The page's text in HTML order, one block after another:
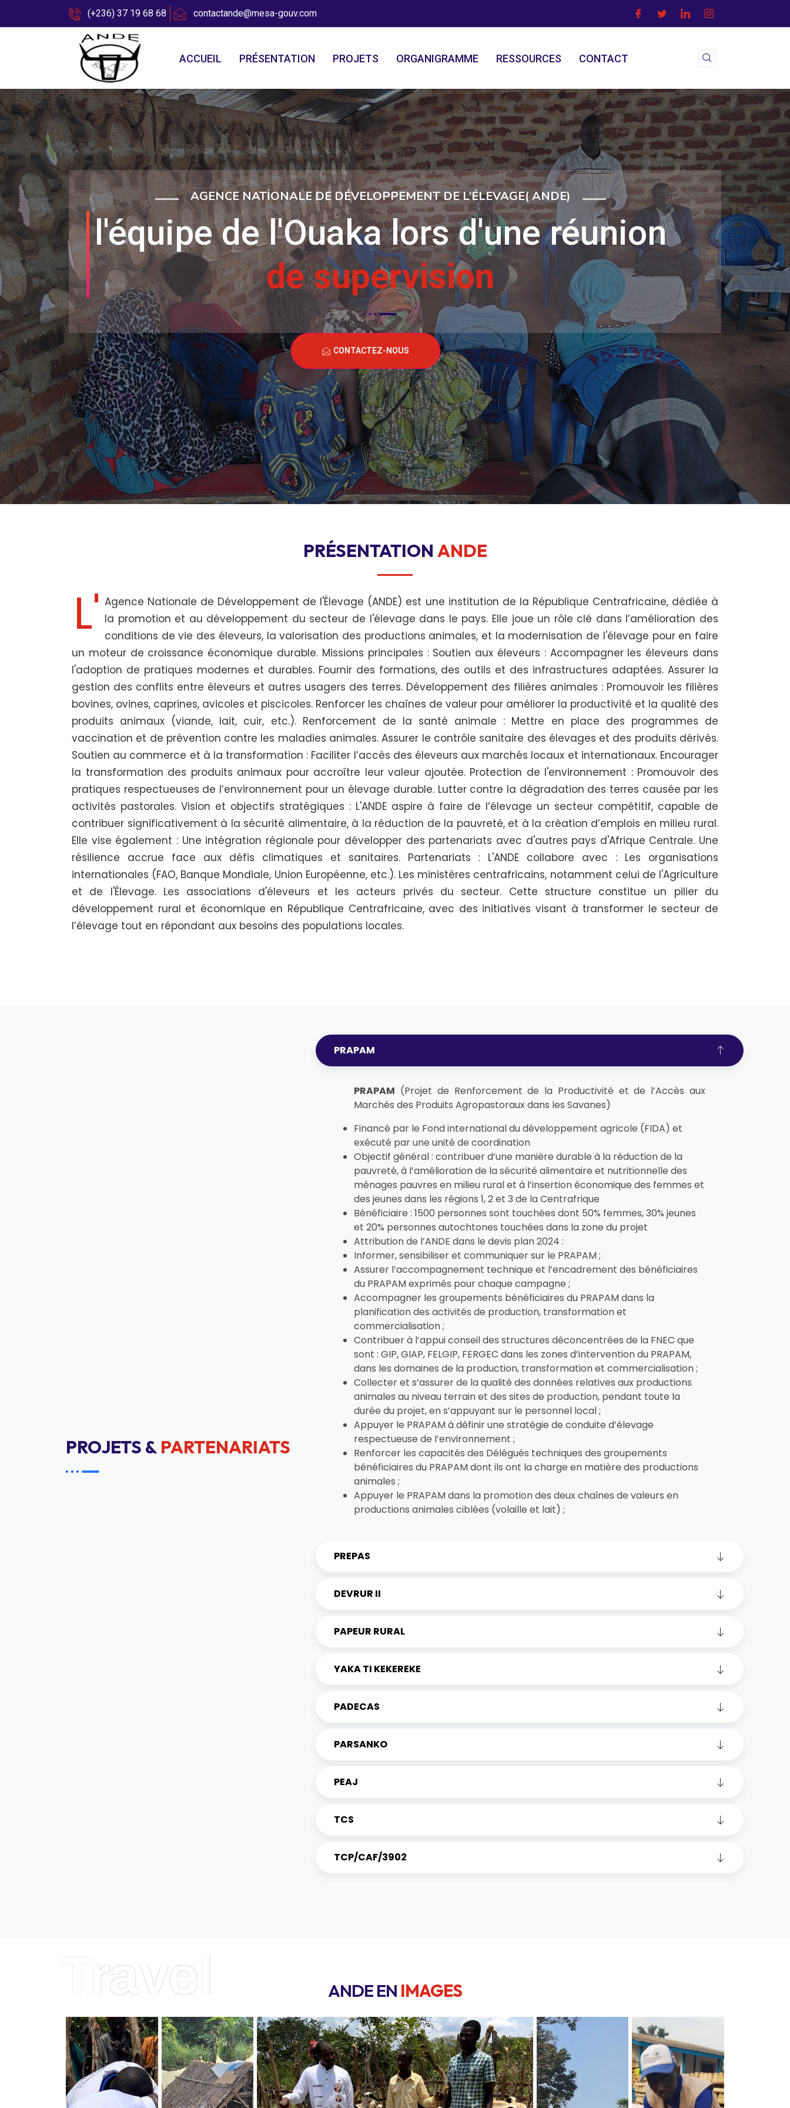
(+236) 37 19 68 68 contactande@mesa-gouv.com
ACCUEIL PRÉSENTATION PROJETS ORGANIGRAMME RESSOURCES CONTACT
AGENCE NATİONALE DE DÉVELOPPEMENT DE L’ÉLEVAGE( ANDE)
l'équipe de l'Ouaka lors d'une réunion
de supervision
CONTACTEZ-NOUS
PRÉSENTATION ANDE
L' Agence Nationale de Développement de l'Élevage (ANDE) est une institution de la République Centrafricaine, dédiée à
la promotion et au développement du secteur de l'élevage dans le pays. Elle joue un rôle clé dans l’amélioration des
conditions de vie des éleveurs, la valorisation des productions animales, et la modernisation de l'élevage pour en faire
un moteur de croissance économique durable. Missions principales : Soutien aux éleveurs : Accompagner les éleveurs dans
l'adoption de pratiques modernes et durables. Fournir des formations, des outils et des infrastructures adaptées. Assurer la
gestion des conflits entre éleveurs et autres usagers des terres. Développement des filières animales : Promouvoir les filières
bovines, ovines, caprines, avicoles et piscicoles. Renforcer les chaînes de valeur pour améliorer la productivité et la qualité des
produits animaux (viande, lait, cuir, etc.). Renforcement de la santé animale : Mettre en place des programmes de
vaccination et de prévention contre les maladies animales. Assurer le contrôle sanitaire des élevages et des produits dérivés.
Soutien au commerce et à la transformation : Faciliter l’accès des éleveurs aux marchés locaux et internationaux. Encourager
la transformation des produits animaux pour accroître leur valeur ajoutée. Protection de l'environnement : Promouvoir des
pratiques respectueuses de l’environnement pour un élevage durable. Lutter contre la dégradation des terres causée par les
activités pastorales. Vision et objectifs stratégiques : L'ANDE aspire à faire de l’élevage un secteur compétitif, capable de
contribuer significativement à la sécurité alimentaire, à la réduction de la pauvreté, et à la création d’emplois en milieu rural.
Elle vise également : Une intégration régionale pour développer des partenariats avec d'autres pays d'Afrique Centrale. Une
résilience accrue face aux défis climatiques et sanitaires. Partenariats : L'ANDE collabore avec : Les organisations
internationales (FAO, Banque Mondiale, Union Européenne, etc.). Les ministères centrafricains, notamment celui de l'Agriculture
et de l'Élevage. Les associations d'éleveurs et les acteurs privés du secteur. Cette structure constitue un pilier du
développement rural et économique en République Centrafricaine, avec des initiatives visant à transformer le secteur de
l’élevage tout en répondant aux besoins des populations locales.
PROJETS &PARTENARIATS
PRAPAM
PRAPAM (Projet de Renforcement de la Productivité et de l’Accès aux
Marchés des Produits Agropastoraux dans les Savanes)
Financé par le Fond international du développement agricole (FIDA) et
exécuté par une unité de coordination
Objectif général : contribuer d’une manière durable à la réduction de la
pauvreté, à l’amélioration de la sécurité alimentaire et nutritionnelle des
ménages pauvres en milieu rural et à l’insertion économique des femmes et
des jeunes dans les régions 1, 2 et 3 de la Centrafrique
Bénéficiaire : 1500 personnes sont touchées dont 50% femmes, 30% jeunes
et 20% personnes autochtones touchées dans la zone du projet
Attribution de l’ANDE dans le devis plan 2024 :
Informer, sensibiliser et communiquer sur le PRAPAM ;
Assurer l’accompagnement technique et l’encadrement des bénéficiaires
du PRAPAM exprimés pour chaque campagne ;
Accompagner les groupements bénéficiaires du PRAPAM dans la
planification des activités de production, transformation et
commercialisation ;
Contribuer à l’appui conseil des structures déconcentrées de la FNEC que
sont : GIP, GIAP, FELGIP, FERGEC dans les zones d’intervention du PRAPAM,
dans les domaines de la production, transformation et commercialisation ;
Collecter et s’assurer de la qualité des données relatives aux productions
animales au niveau terrain et des sites de production, pendant toute la
durée du projet, en s’appuyant sur le personnel local ;
Appuyer le PRAPAM à définir une stratégie de conduite d’élevage
respectueuse de l’environnement ;
Renforcer les capacités des Délégués techniques des groupements
bénéficiaires du PRAPAM dont ils ont la charge en matière des productions
animales ;
Appuyer le PRAPAM dans la promotion des deux chaînes de valeurs en
productions animales ciblées (volaille et lait) ;
PREPAS
DEVRUR II
PAPEUR RURAL
YAKA TI KEKEREKE
PADECAS
PARSANKO
PEAJ
TCS
TCP/CAF/3902
Travel ANDE EN IMAGES